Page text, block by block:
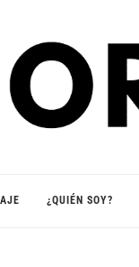
¿QUIÉN SOY?